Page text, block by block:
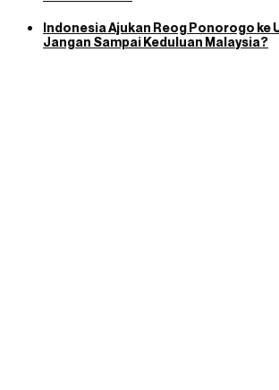
Indonesia Ajukan Reog Ponorogo ke
Jangan Sampai Keduluan Malaysia?